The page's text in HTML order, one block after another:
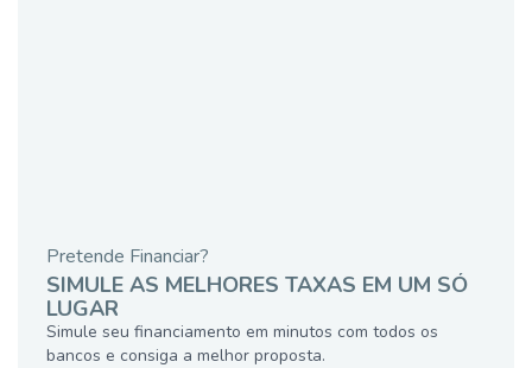
Pretende Financiar?
SIMULE AS MELHORES TAXAS EM UM SÓ
LUGAR
Simule seu financiamento em minutos com todos os
bancos e consiga a melhor proposta.